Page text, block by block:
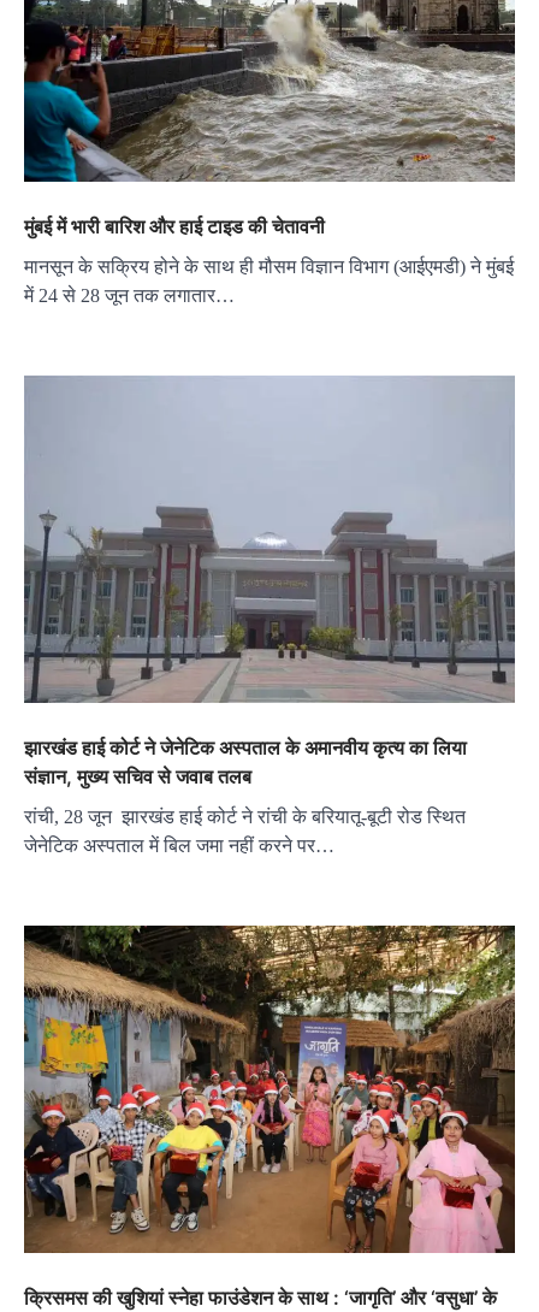
मुंबई में भारी बारिश और हाई टाइड की चेतावनी
मानसून के सक्रिय होने के साथ ही मौसम विज्ञान विभाग (आईएमडी) ने मुंबई
में 24 से 28 जून तक लगातार…
झारखंड हाई कोर्ट ने जेनेटिक अस्पताल के अमानवीय कृत्य का लिया
संज्ञान, मुख्य सचिव से जवाब तलब
रांची, 28 जून झारखंड हाई कोर्ट ने रांची के बरियातू-बूटी रोड स्थित
जेनेटिक अस्पताल में बिल जमा नहीं करने पर…
क्रिसमस की खुशियां स्नेहा फाउंडेशन के साथ : ‘जागृति’ और ‘वसुधा’ के